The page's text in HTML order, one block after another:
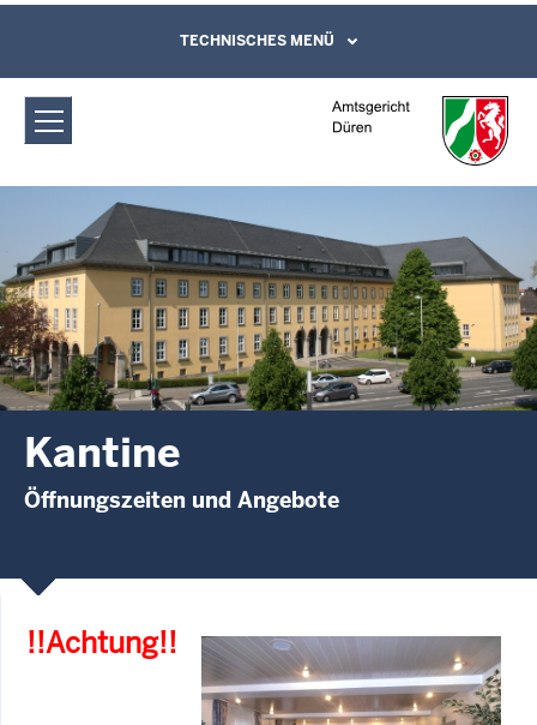
Amtsgericht Düren: Kantine
Direkt zum Inhalt
Leichte Sprache, Gebärdensprachenvideo
und Kontaktformular
TECHNISCHES MENÜ
Kantine
Öffnungszeiten und Angebote
!!Achtung!!